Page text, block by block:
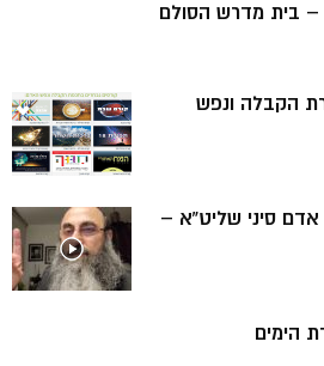
– בית מדרש הסולם
הקבלה ונפש
סיני שליט”א –
הימים